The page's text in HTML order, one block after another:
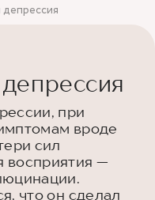
при
вроде
сил
восприятия —
что он сделал